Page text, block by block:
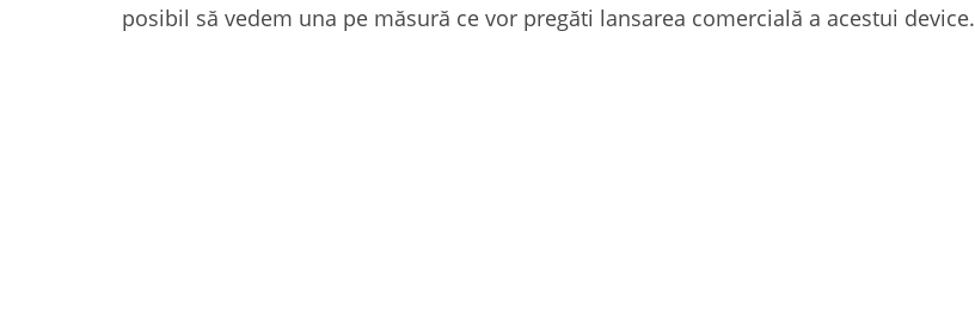
posibil să vedem una pe măsură ce vor pregăti lansarea comercială a acestui device.